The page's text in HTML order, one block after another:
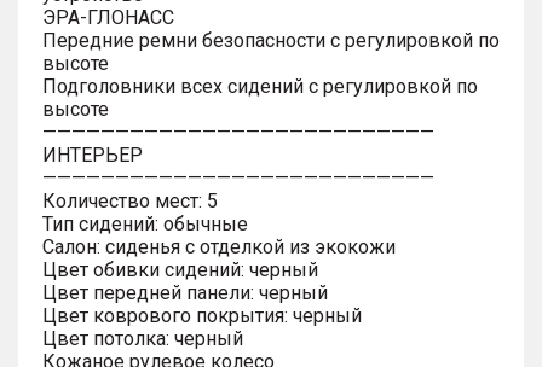
ЭРА-ГЛОНАСС
Передние ремни безопасности с регулировкой по
высоте
Подголовники всех сидений с регулировкой по
высоте
———————————————————————————
ИНТЕРЬЕР
———————————————————————————
Количество мест: 5
Тип сидений: обычные
Салон: сиденья с отделкой из экокожи
Цвет обивки сидений: черный
Цвет передней панели: черный
Цвет коврового покрытия: черный
Цвет потолка: черный
Кожаное рулевое колесо